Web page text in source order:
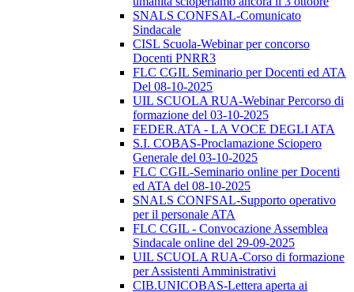
SNALS CONFSAL-Comunicato
Sindacale
CISL Scuola-Webinar per concorso
Docenti PNRR3
FLC CGIL Seminario per Docenti ed ATA
Del 08-10-2025
UIL SCUOLA RUA-Webinar Percorso di
formazione del 03-10-2025
FEDER.ATA - LA VOCE DEGLI ATA
S.I. COBAS-Proclamazione Sciopero
Generale del 03-10-2025
FLC CGIL-Seminario online per Docenti
ed ATA del 08-10-2025
SNALS CONFSAL-Supporto operativo
per il personale ATA
FLC CGIL - Convocazione Assemblea
Sindacale online del 29-09-2025
UIL SCUOLA RUA-Corso di formazione
per Assistenti Amministrativi
CIB.UNICOBAS-Lettera aperta ai